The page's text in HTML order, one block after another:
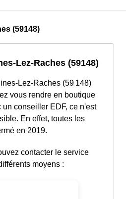
(59148)
Lez-Raches (59148)
Lez-Raches (59 148)
vous rendre en boutique
un conseiller EDF, ce n'est
En effet, toutes les
en 2019.
contacter le service
moyens :